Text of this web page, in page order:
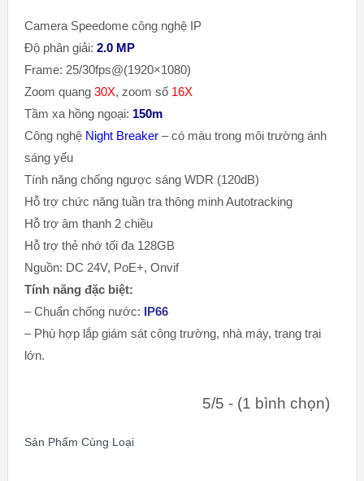
Camera Speedome công nghệ IP
Độ phân giải: 2.0 MP
Frame: 25/30fps@(1920×1080)
Zoom quang 30X, zoom số 16X
Tầm xa hồng ngoại: 150m
Công nghệ Night Breaker– có màu trong môi trường ánh
sáng yếu
Tính năng chống ngược sáng WDR (120dB)
Hỗ trợ chức năng tuần tra thông minh Autotracking
Hỗ trợ âm thanh 2 chiều
Hỗ trợ thẻ nhớ tối đa 128GB
Nguồn: DC 24V, PoE+, Onvif
Tính năng đặc biệt:
– Chuẩn chống nước: IP66
– Phù hợp lắp giám sát công trường, nhà máy, trang trại
lớn.
5/5 - (1 bình chọn)
Sản Phẩm Cùng Loại